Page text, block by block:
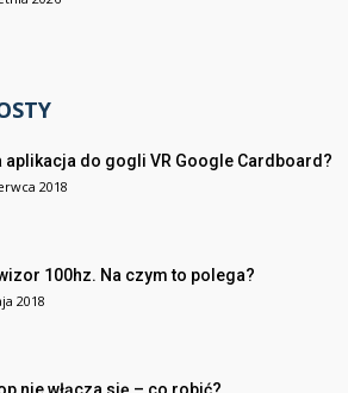
aplikacja do gogli VR Google Cardboard?
2018
100hz. Na czym to polega?
2018
nie włącza się – co robić?